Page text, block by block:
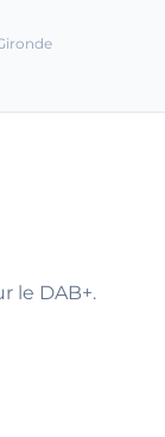
le DAB+.